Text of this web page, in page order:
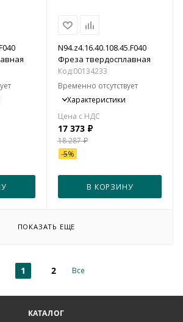
N94.z4.16.40.108.45.F040
Фреза твердосплавная
Код:00134233
Временно отсутствует
Характеристики
17 373₽
18 287₽
-5%
В КОРЗИНУ
ПОКАЗАТЬ ЕЩЕ
1 2 Все
КАТАЛОГ